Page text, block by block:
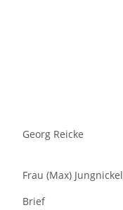
Georg Reicke
Frau (Max) Jungnickel
Brief